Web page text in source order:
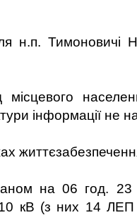
н.п. Тимоновичі
інформації не
на 06 год. 23
кВ (з них 14 ЛЕП